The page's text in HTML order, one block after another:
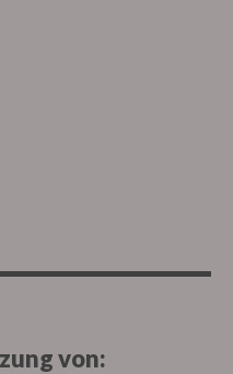
von: